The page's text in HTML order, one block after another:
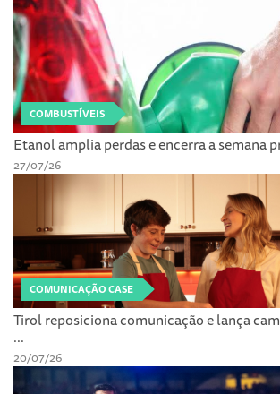
COMBUSTÍVEIS
Etanol amplia perdas e encerra a semana
27/07/26
COMUNICAÇÃO CASE
Tirol reposiciona comunicação e lança
...
20/07/26